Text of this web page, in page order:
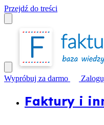
Przejdź do treści
Wypróbuj za darmo
Faktury i